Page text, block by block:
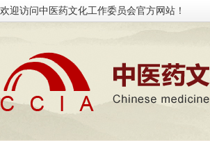
欢迎访问中医药文化工作委员会官方网站！